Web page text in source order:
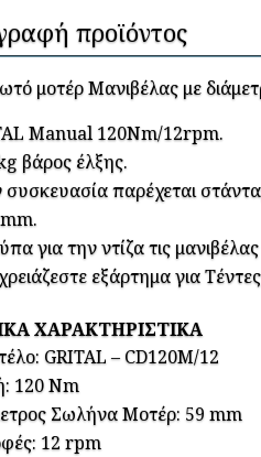
προϊόντος
μοτέρ Μανιβέλας με
Manual 120Nm/12rpm.
βάρος έλξης.
συσκευασία παρέχεται
για την ντίζα τις
εξάρτημα για
ΧΑΡΑΚΤΗΡΙΣΤΙΚΑ
GRITAL – CD120M/12
120 Nm
Σωλήνα Μοτέρ: 59 mm
12 rpm